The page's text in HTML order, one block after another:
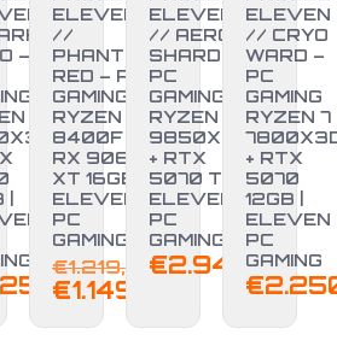
–
7
-6%
ELEVEN
//
PHANTOM
RED – PC
GAMING
RYZEN 5
8400F +
RX 9060
XT 16GB |
ELEVEN
PC
GAMING
€1.219,00 Il
prezzo
era:
€1.149,00
attuale
ELEVEN
// AERO
SHARD –
PC
GAMING
RYZEN 7
9850X3D
+ RTX
5070 TI |
ELEVEN
PC
GAMING
€2.949,00
ELEVEN
// CRYO
WARD –
PC
GAMING
RYZEN 7
+ RTX
5070
12GB |
ELEVEN
PC
GAMING
€